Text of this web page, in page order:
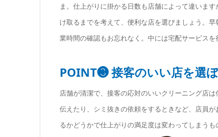
ま。仕上がりに掛かる日数も店舗によって違いま
け取るまでを考えて、便利な店を選びましょう。
業時間の確認もお忘れなく。中には宅配サービスを
POINT❸ 接客のいい店を選
店舗が清潔で、接客の応対のいいクリーニング店
伝えたり、シミ抜きの依頼をするときなど、店員が
るかどうかで仕上がりの満足度は変わってしまうも